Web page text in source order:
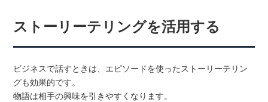
ストーリーテリングを活用する
ビジネスで話すときは、エピソードを使ったストーリーテリン
グも効果的です。
物語は相手の興味を引きやすくなります。